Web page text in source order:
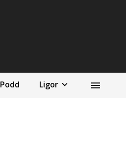
Podd Ligor